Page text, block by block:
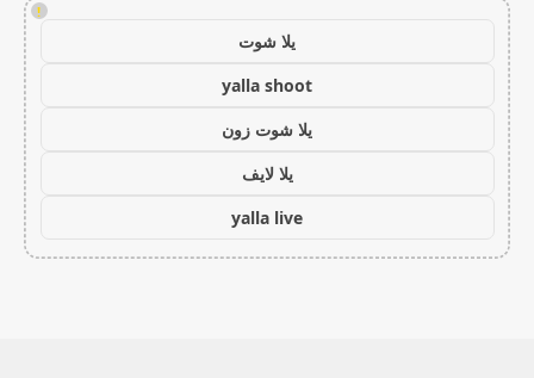
!
يلا شوت
yalla shoot
يلا شوت زون
يلا لايف
yalla live